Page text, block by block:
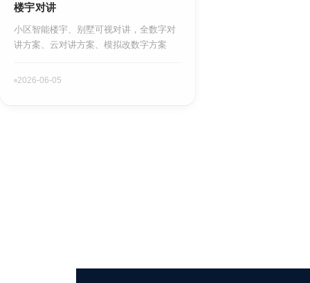
楼宇对讲
小区智能楼宇、别墅可视对讲，全数字对
讲方案、云对讲方案、模拟改数字方案
2026-06-05